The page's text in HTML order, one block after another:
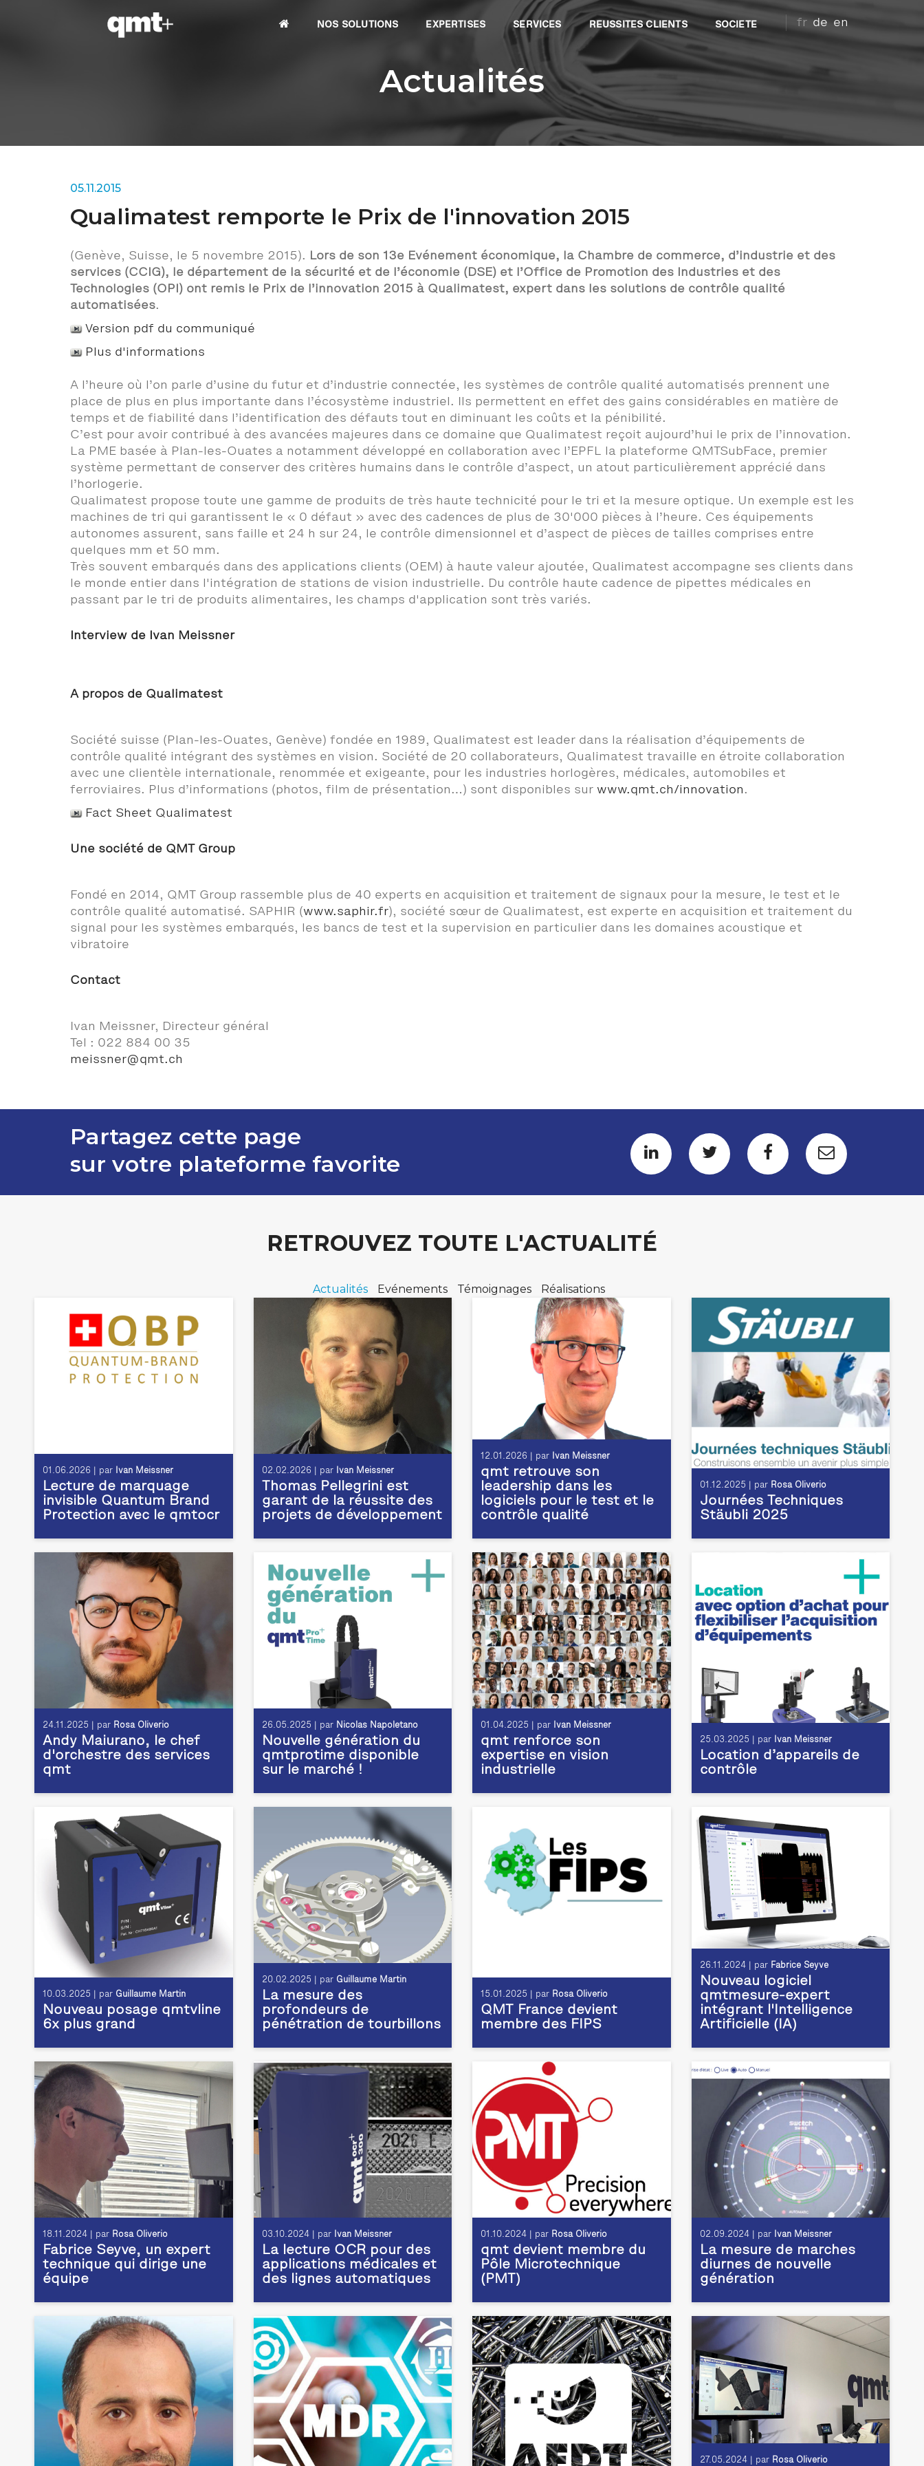
NOS SOLUTIONS EXPERTISES SERVICES REUSSITES CLIENTS SOCIETE fr de en
Actualités
05.11.2015
Qualimatest remporte le Prix de l'innovation 2015
(Genève, Suisse, le 5 novembre 2015).
Lors de son 13e Evénement économique, la Chambre de commerce, d’industrie et des
services (CCIG), le département de la sécurité et de l’économie (DSE) et l’Office de Promotion des Industries et des
Technologies (OPI) ont remis le Prix de l’innovation 2015 à Qualimatest, expert dans les solutions de contrôle qualité
automatisées.
Version pdf du communiqué
Plus d'informations
A l’heure où l’on parle d’usine du futur et d’industrie connectée, les systèmes de contrôle qualité automatisés prennent une
place de plus en plus importante dans l’écosystème industriel. Ils permettent en effet des gains considérables en matière de
temps et de fiabilité dans l’identification des défauts tout en diminuant les coûts et la pénibilité.
C’est pour avoir contribué à des avancées majeures dans ce domaine que Qualimatest reçoit aujourd’hui le prix de l’innovation.
La PME basée à Plan-les-Ouates a notamment développé en collaboration avec l’EPFL la plateforme QMTSubFace, premier
système permettant de conserver des critères humains dans le contrôle d’aspect, un atout particulièrement apprécié dans
l’horlogerie.
Qualimatest propose toute une gamme de produits de très haute technicité pour le tri et la mesure optique. Un exemple est les
machines de tri qui garantissent le « 0 défaut » avec des cadences de plus de 30'000 pièces à l’heure. Ces équipements
autonomes assurent, sans faille et 24 h sur 24, le contrôle dimensionnel et d’aspect de pièces de tailles comprises entre
quelques mm et 50 mm.
Très souvent embarqués dans des applications clients (OEM) à haute valeur ajoutée, Qualimatest accompagne ses clients dans
le monde entier dans l'intégration de stations de vision industrielle. Du contrôle haute cadence de pipettes médicales en
passant par le tri de produits alimentaires, les champs d'application sont très variés.
Interview de Ivan Meissner
A propos de Qualimatest
Société suisse (Plan-les-Ouates, Genève) fondée en 1989, Qualimatest est leader dans la réalisation d’équipements de
contrôle qualité intégrant des systèmes en vision. Société de 20 collaborateurs, Qualimatest travaille en étroite collaboration
avec une clientèle internationale, renommée et exigeante, pour les industries horlogères, médicales, automobiles et
ferroviaires. Plus d’informations (photos, film de présentation…) sont disponibles sur www.qmt.ch/innovation .
Fact Sheet Qualimatest
Une société de QMT Group
Fondé en 2014, QMT Group rassemble plus de 40 experts en acquisition et traitement de signaux pour la mesure, le test et le
contrôle qualité automatisé. SAPHIR (www.saphir.fr), société sœur de Qualimatest, est experte en acquisition et traitement du
signal pour les systèmes embarqués, les bancs de test et la supervision en particulier dans les domaines acoustique et
vibratoire
Contact
Ivan Meissner, Directeur général
Tel : 022 884 00 35
meissner@qmt.ch
Partagez cette page
sur votre plateforme favorite
RETROUVEZ TOUTE L'ACTUALITÉ
Actualités Evénements Témoignages Réalisations
01.06.2026 | par Ivan Meissner
Lecture de marquage
invisible Quantum Brand
Protection avec le qmtocr
02.02.2026 | par Ivan Meissner
Thomas Pellegrini est
garant de la réussite des
projets de développement
12.01.2026 | par Ivan Meissner
qmt retrouve son
leadership dans les
logiciels pour le test et le
contrôle qualité
01.12.2025 | par Rosa Oliverio
Journées Techniques
Stäubli 2025
24.11.2025 | par Rosa Oliverio
Andy Maiurano, le chef
d'orchestre des services
qmt
26.05.2025 | par Nicolas Napoletano
Nouvelle génération du
qmtprotime disponible
sur le marché !
01.04.2025 | par Ivan Meissner
qmt renforce son
expertise en vision
industrielle
25.03.2025 | par Ivan Meissner
Location d’appareils de
contrôle
10.03.2025 | par Guillaume Martin
Nouveau posage qmtvline
6x plus grand
20.02.2025 | par Guillaume Martin
La mesure des
profondeurs de
pénétration de tourbillons
15.01.2025 | par Rosa Oliverio
QMT France devient
membre des FIPS
26.11.2024 | par Fabrice Seyve
Nouveau logiciel
qmtmesure-expert
intégrant l'Intelligence
Artificielle (IA)
18.11.2024 | par Rosa Oliverio
Fabrice Seyve, un expert
technique qui dirige une
équipe
03.10.2024 | par Ivan Meissner
La lecture OCR pour des
applications médicales et
des lignes automatiques
01.10.2024 | par Rosa Oliverio
qmt devient membre du
Pôle Microtechnique
(PMT)
02.09.2024 | par Ivan Meissner
La mesure de marches
diurnes de nouvelle
génération
27.05.2024 | par Rosa Oliverio